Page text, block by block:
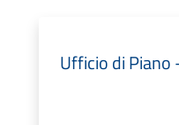
Ufficio di Piano